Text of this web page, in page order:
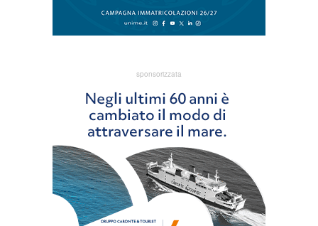
sponsorizzata